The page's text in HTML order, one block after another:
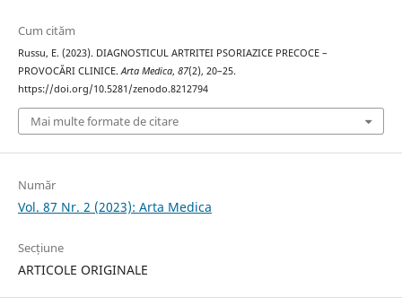
Cum cităm
Russu, E. (2023). DIAGNOSTICUL ARTRITEI PSORIAZICE PRECOCE –
PROVOCĂRI CLINICE.Arta Medica, 87(2), 20–25.
https://doi.org/10.5281/zenodo.8212794
Mai multe formate de citare
Număr
Vol. 87 Nr. 2 (2023): Arta Medica
Secțiune
ARTICOLE ORIGINALE